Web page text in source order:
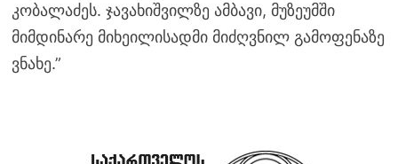
კობალაძეს. ჯავახიშვილზე ამბავი, მუზეუმში
მიმდინარე მიხეილისადმი მიძღვნილ გამოფენაზე
ვნახე.”